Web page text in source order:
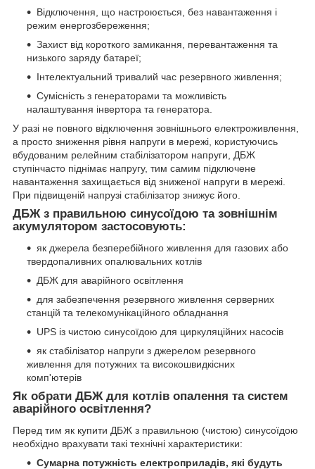
Відключення, що настроюється, без навантаження і
режим енергозбереження;
Захист від короткого замикання, перевантаження та
низького заряду батареї;
Інтелектуальний тривалий час резервного живлення;
Сумісність з генераторами та можливість
налаштування інвертора та генератора.
У разі не повного відключення зовнішнього електроживлення,
а просто зниження рівня напруги в мережі, користуючись
вбудованим релейним стабілізатором напруги, ДБЖ
ступінчасто піднімає напругу, тим самим підключене
навантаження захищається від зниженої напруги в мережі.
При підвищеній напрузі стабілізатор знижує його.
ДБЖ з правильною синусоїдою та зовнішнім
акумулятором застосовують:
як джерела безперебійного живлення для газових або
твердопаливних опалювальних котлів
ДБЖ для аварійного освітлення
для забезпечення резервного живлення серверних
станцій та телекомунікаційного обладнання
UPS із чистою синусоїдою для циркуляційних насосів
як стабілізатор напруги з джерелом резервного
живлення для потужних та високошвидкісних
комп'ютерів
Як обрати ДБЖ для котлів опалення та систем
аварійного освітлення?
Перед тим як купити ДБЖ з правильною (чистою) синусоїдою
необхідно врахувати такі технічні характеристики:
Сумарна потужність електроприладів, які будуть